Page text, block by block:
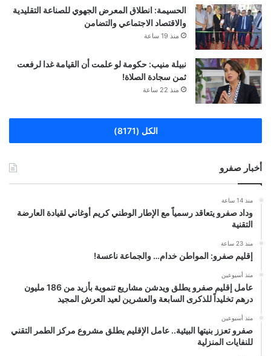
الحسيمة: انطلاق المعرض الجهوي للصناعة التقليدية
والاقتصاد الاجتماعي والتضامن
منذ 19 ساعة
نبيلة منيب: حكومة لو علمت أن القيامة غدا لرفعت
ثمن سجادة الصلاة!
منذ 22 ساعة
الكل (8171)
أخبار صفرو
منذ 14 ساعة
وداد صفرو يتعاقد رسمياً مع الإطار الوطني كريم أوغاني لقيادة العارضة
التقنية
منذ 23 ساعة
إقليم صفرو: المواطن خدام… والجماعة ناعسة!
منذ أسبوعين
عامل إقليم صفرو يطلق ويدشن مشاريع تنموية بأزيد من 186 مليون
درهم تخليداً للذكرى السابعة والعشرين لعيد العرش المجيد
منذ أسبوعين
صفرو تعزز بنيتها البيئية.. عامل الإقليم يطلق مشروع مركز الطمر التقني
للنفايات المنزلية